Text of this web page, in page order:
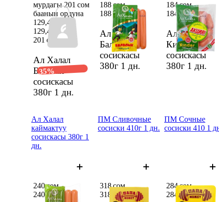
Ал Халал
Балакай
сосискасы
380г 1 дн.
мурдагы 201 сом
баанын ордуна
129,48 сом
129,48 сом
201 сом
35%
Ал Халал
Балалык
сосискасы
380г 1 дн.
188 сом
188 сом
Ал Халал
Киндер
сосискасы
380г 1 дн.
184 сом
184 сом
Ал Халал
каймактуу
сосискасы 380г 1
дн.
240 сом
240 сом
ПМ Сливочные
сосиски 410г 1 дн.
318 сом
318 сом
ПМ Сочные
сосиски 410 1
284 сом
284 сом